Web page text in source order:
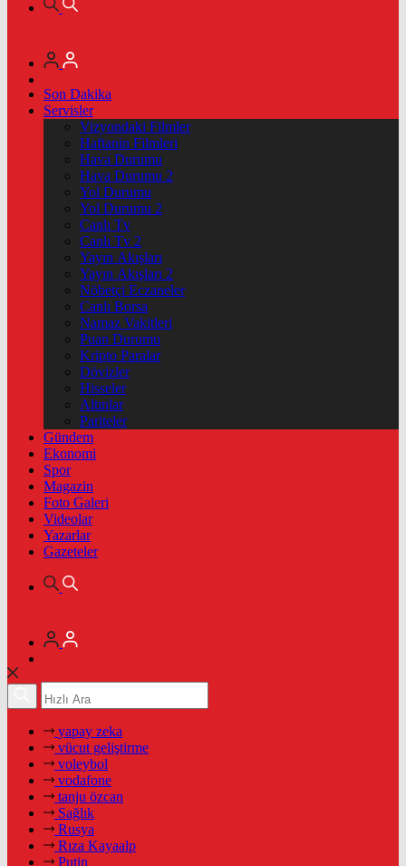
Son Dakika
Servisler
Vizyondaki Filmler
Haftanin Filmleri
Hava Durumu
Hava Durumu 2
Yol Durumu
Yol Durumu 2
Canlı Tv
Canlı Tv 2
Yayın Akışları
Yayın Akışları 2
Nöbetçi Eczaneler
Canlı Borsa
Namaz Vakitleri
Puan Durumu
Kripto Paralar
Dövizler
Hisseler
Altınlar
Pariteler
Gündem
Ekonomi
Spor
Magazin
Foto Galeri
Videolar
Yazarlar
Gazeteler
yapay zeka
vücut geliştirme
voleybol
vodafone
tanju özcan
Sağlık
Rusya
Rıza Kayaalp
Putin